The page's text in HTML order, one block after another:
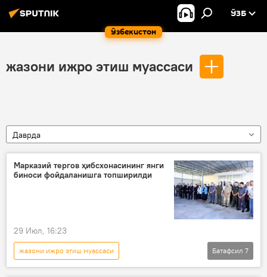
Ўзбекистон
ЎЗБ
жазони ижро этиш муассаси
Даврда
Марказий тергов ҳибсхонасининг янги
биноси фойдаланишга топширилди
29 Июл, 16:23
жазони ижро этиш муассаси
болалар омбудсмани
омбудсман
Батафсил 7